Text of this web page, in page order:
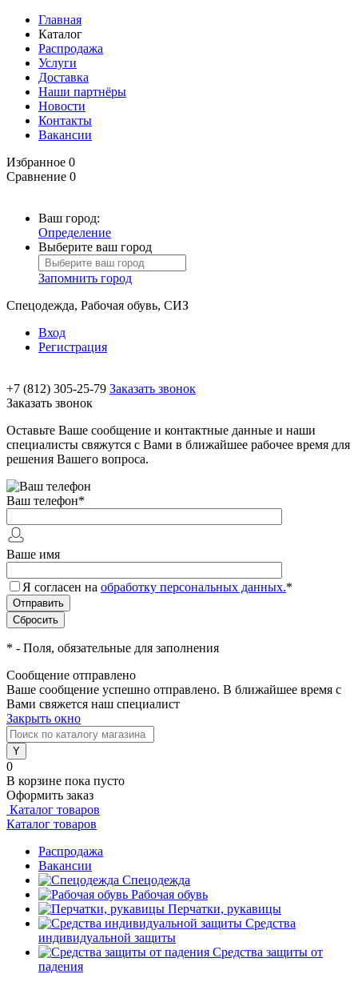
Главная
Каталог
Распродажа
Услуги
Доставка
Наши партнёры
Новости
Контакты
Вакансии
Избранное 0
Сравнение 0
Ваш город:
Определение
Выберите ваш город
Запомнить город
Спецодежда, Рабочая обувь, СИЗ
Вход
Регистрация
+7 (812) 305-25-79 Заказать звонок
Заказать звонок
Оставьте Ваше сообщение и контактные данные и наши
специалисты свяжутся с Вами в ближайшее рабочее время для
решения Вашего вопроса.
Ваш телефон*
Ваше имя
Я согласен на обработку персональных данных.*
* - Поля, обязательные для заполнения
Сообщение отправлено
Ваше сообщение успешно отправлено. В ближайшее время с
Вами свяжется наш специалист
Закрыть окно
0
В корзине пока пусто
Оформить заказ
Каталог товаров
Каталог товаров
Распродажа
Вакансии
Спецодежда
Рабочая обувь
Перчатки, рукавицы
Средства
индивидуальной защиты
Средства защиты от
падения